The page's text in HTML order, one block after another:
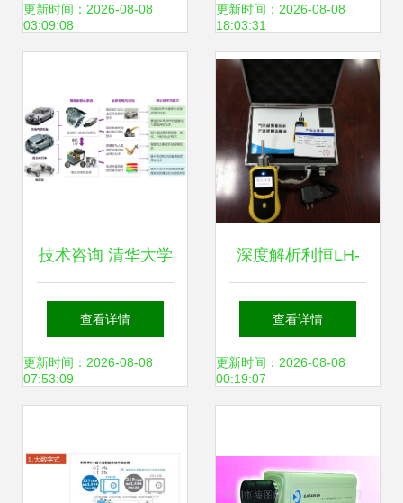
询与培训辅导全流
更新时间：2026-08-08
03:09:08
数据带来数据可视
化技术分享
更新时间：2026-08-08
18:03:31
技术咨询 清华大学
苏州汽车研究院的
中国创新引擎
查看详情
更新时间：2026-08-08
07:53:09
深度解析利恒LH-
2000-CO2泵吸式
二氧化碳检测仪的
略
查看详情
更新时间：2026-08-08
00:19:07